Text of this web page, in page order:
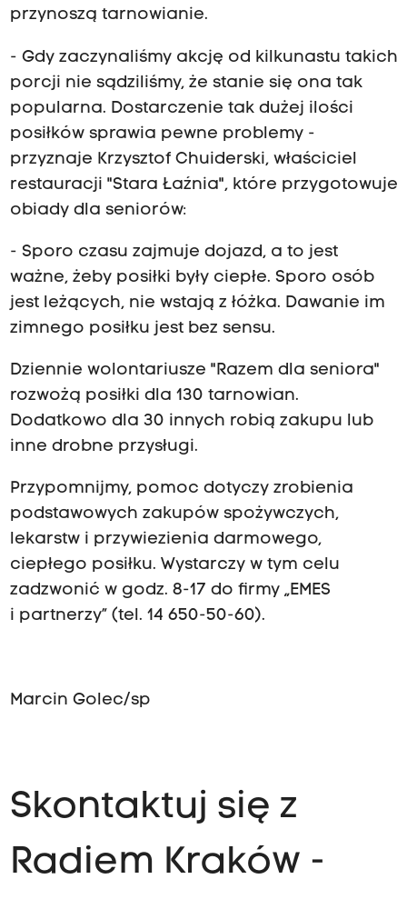
przynoszą tarnowianie.
- Gdy zaczynaliśmy akcję od kilkunastu takich
porcji nie sądziliśmy, że stanie się ona tak
popularna. Dostarczenie tak dużej ilości
posiłków sprawia pewne problemy -
przyznaje Krzysztof Chuiderski, właściciel
restauracji "Stara Łaźnia", które przygotowuje
obiady dla seniorów:
- Sporo czasu zajmuje dojazd, a to jest
ważne, żeby posiłki były ciepłe. Sporo osób
jest leżących, nie wstają z łóżka. Dawanie im
zimnego posiłku jest bez sensu.
Dziennie wolontariusze "Razem dla seniora"
rozwożą posiłki dla 130 tarnowian.
Dodatkowo dla 30 innych robią zakupu lub
inne drobne przysługi.
Przypomnijmy, pomoc dotyczy zrobienia
podstawowych zakupów spożywczych,
lekarstw i przywiezienia darmowego,
ciepłego posiłku. Wystarczy w tym celu
zadzwonić w godz. 8-17 do firmy „EMES
i partnerzy” (tel. 14 650-50-60).
Marcin Golec/sp
Skontaktuj się z
Radiem Kraków -